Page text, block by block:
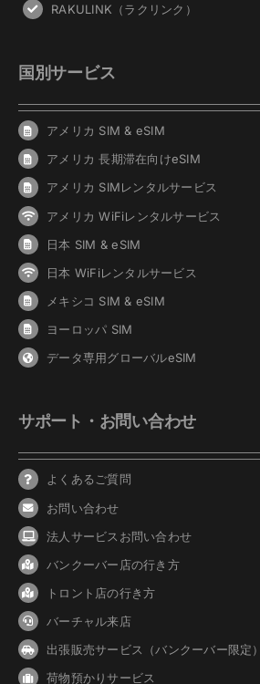
RAKULINK（ラクリンク）
国別サービス
アメリカ SIM & eSIM
アメリカ 長期滞在向けeSIM
アメリカ SIMレンタルサービス
アメリカ WiFiレンタルサービス
日本 SIM & eSIM
日本 WiFiレンタルサービス
メキシコ SIM & eSIM
ヨーロッパ SIM
データ専用グローバルeSIM
サポート・お問い合わせ
よくあるご質問
お問い合わせ
法人サービスお問い合わせ
バンクーバー 店の行き方
トロント店の行き方
バーチャル来店
出張販売サービス（バンクーバー限定）
荷物預かりサービス